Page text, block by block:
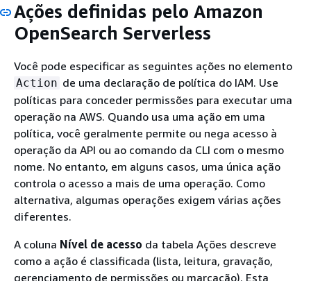
Ações definidas pelo Amazon
OpenSearch Serverless
Você pode especificar as seguintes ações no elemento
Action de uma declaração de política do IAM. Use
políticas para conceder permissões para executar uma
operação na AWS. Quando usa uma ação em uma
política, você geralmente permite ou nega acesso à
operação da API ou ao comando da CLI com o mesmo
nome. No entanto, em alguns casos, uma única ação
controla o acesso a mais de uma operação. Como
alternativa, algumas operações exigem várias ações
diferentes.
A coluna Nível de acesso da tabela Ações descreve
como a ação é classificada (lista, leitura, gravação,
gerenciamento de permissões ou marcação). Esta